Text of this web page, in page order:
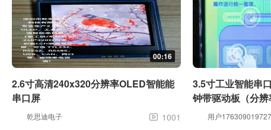
00:16
2.6寸高清240x320分辨率OLED智能能
串口屏
乾思迪电子  1001
3.5寸工业智能串
钟带驱动板（分辨
用户